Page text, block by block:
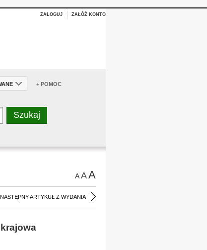
ZALOGUJ ZAŁÓŻ KONTO
+ POMOC
AAA
NASTĘPNY ARTYKUŁ Z WYDANIA